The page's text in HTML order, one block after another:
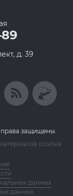
д. 39
права защищены.
ссылка
данных
данных